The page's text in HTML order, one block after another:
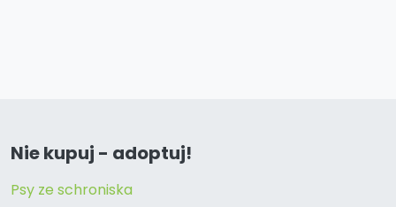
Nie kupuj - adoptuj!
Psy ze schroniska